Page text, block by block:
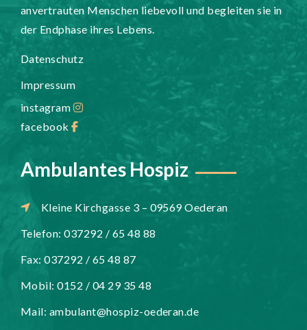
anvertrauten Menschen liebevoll und begleiten sie in
der Endphase ihres Lebens.
Datenschutz
Impressum
instagram
facebook
Ambulantes Hospiz
Kleine Kirchgasse 3 – 09569 Oederan
Telefon: 037292 / 65 48 88
Fax: 037292 / 65 48 87
Mobil: 0152 / 04 29 35 48
Mail: ambulant@hospiz-oederan.de